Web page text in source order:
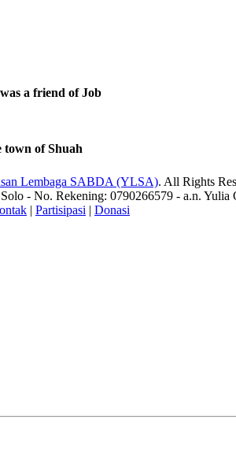
a friend of Job
town of Shuah
Lembaga SABDA (YLSA). All Rights
- No. Rekening: 0790266579 - a.n. Yulia
| Partisipasi | Donasi